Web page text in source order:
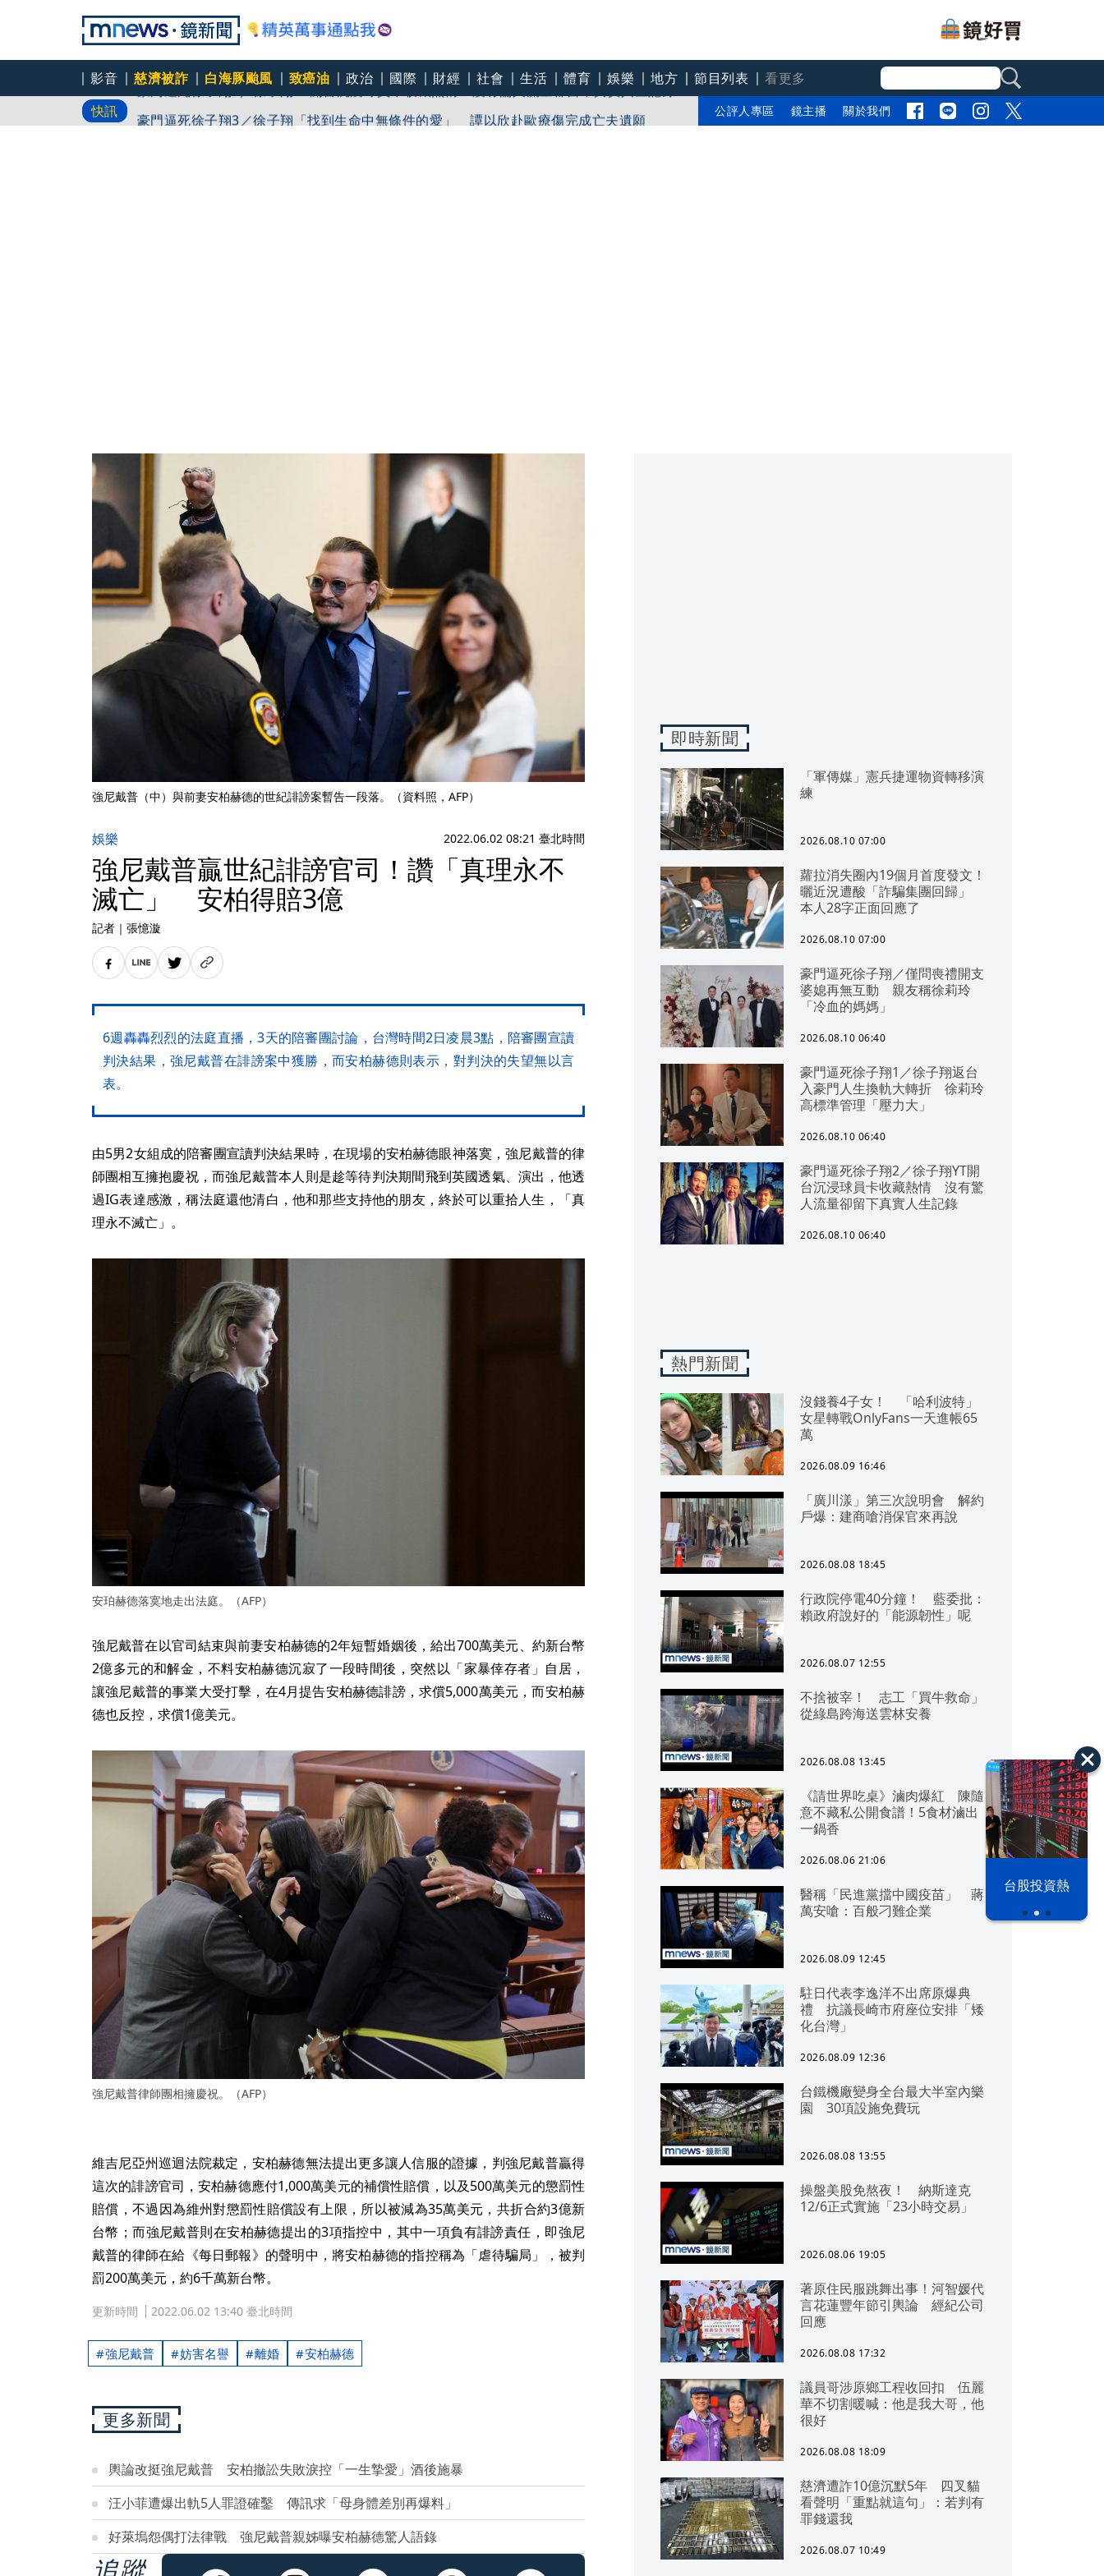
影音 慈濟被詐 白海豚颱風 致癌油 政治 國際 財經 社會 生活 體育 娛樂 地方 節目列表
看更多
快訊
豪門逼死徐子翔2／徐子翔YT開台沉浸球員卡收藏熱情 沒有驚人流量卻留下真實人生記錄
豪門逼死徐子翔3／徐子翔「找到生命中無條件的愛」 譚以欣赴歐療傷完成亡夫遺願
公評人專區 鏡主播 關於我們
漢光42演習 台股投資熱
強尼戴普（中）與前妻安柏赫德的世紀誹謗案暫告一段落。（資料照，AFP）
娛樂 2022.06.02 08:21 臺北時間
強尼戴普贏世紀誹謗官司！讚「真理永不
滅亡」 安柏得賠3億
記者 ｜ 張憶漩
6週轟轟烈烈的法庭直播，3天的陪審團討論，台灣時間2日凌晨3點，陪審團宣讀
判決結果，強尼戴普在誹謗案中獲勝，而安柏赫德則表示，對判決的失望無以言
表。
由5男2女組成的陪審團宣讀判決結果時，在現場的安柏赫德眼神落寞，強尼戴普的律
師團相互擁抱慶祝，而強尼戴普本人則是趁等待判決期間飛到英國透氣、演出，他透
過IG表達感激，稱法庭還他清白，他和那些支持他的朋友，終於可以重拾人生，「真
理永不滅亡」。
安珀赫德落寞地走出法庭。（AFP）
強尼戴普在以官司結束與前妻安柏赫德的2年短暫婚姻後，給出700萬美元、約新台幣
2億多元的和解金，不料安柏赫德沉寂了一段時間後，突然以「家暴倖存者」自居，
讓強尼戴普的事業大受打擊，在4月提告安柏赫德誹謗，求償5,000萬美元，而安柏赫
德也反控，求償1億美元。
強尼戴普律師團相擁慶祝。（AFP）
維吉尼亞州巡迴法院裁定，安柏赫德無法提出更多讓人信服的證據，判強尼戴普贏得
這次的誹謗官司，安柏赫德應付1,000萬美元的補償性賠償，以及500萬美元的懲罰性
賠償，不過因為維州對懲罰性賠償設有上限，所以被減為35萬美元，共折合約3億新
台幣；而強尼戴普則在安柏赫德提出的3項指控中，其中一項負有誹謗責任，即強尼
戴普的律師在給《每日郵報》的聲明中，將安柏赫德的指控稱為「虐待騙局」，被判
罰200萬美元，約6千萬新台幣。
更新時間 2022.06.02 13:40 臺北時間
強尼戴普 妨害名譽 離婚 安柏赫德
更多新聞
輿論改挺強尼戴普 安柏撤訟失敗淚控「一生摯愛」酒後施暴
汪小菲遭爆出軌5人罪證確鑿 傳訊求「母身體差別再爆料」
好萊塢怨偶打法律戰 強尼戴普親姊曝安柏赫德驚人語錄
即時新聞
「軍傳媒」憲兵捷運物資轉移演
練
2026.08.10 07:00
蘿拉消失圈內19個月首度發文！
曬近況遭酸「詐騙集團回歸」
本人28字正面回應了
2026.08.10 07:00
豪門逼死徐子翔／僅問喪禮開支
婆媳再無互動 親友稱徐莉玲
「冷血的媽媽」
2026.08.10 06:40
豪門逼死徐子翔1／徐子翔返台
入豪門人生換軌大轉折 徐莉玲
高標準管理「壓力大」
2026.08.10 06:40
豪門逼死徐子翔2／徐子翔YT開
台沉浸球員卡收藏熱情 沒有驚
人流量卻留下真實人生記錄
2026.08.10 06:40
熱門新聞
沒錢養4子女！ 「哈利波特」
女星轉戰OnlyFans一天進帳65
萬
2026.08.09 16:46
「廣川漾」第三次說明會 解約
戶爆：建商嗆消保官來再說
2026.08.08 18:45
行政院停電40分鐘！ 藍委批：
賴政府說好的「能源韌性」呢
2026.08.07 12:55
不捨被宰！ 志工「買牛救命」
從綠島跨海送雲林安養
2026.08.08 13:45
《請世界吃桌》滷肉爆紅 陳隨
意不藏私公開食譜！5食材滷出
一鍋香
2026.08.06 21:06
醫稱「民進黨擋中國疫苗」 蔣
萬安嗆：百般刁難企業
2026.08.09 12:45
駐日代表李逸洋不出席原爆典
禮 抗議長崎市府座位安排「矮
化台灣」
2026.08.09 12:36
台鐵機廠變身全台最大半室內樂
園 30項設施免費玩
2026.08.08 13:55
操盤美股免熬夜！ 納斯達克
12/6正式實施「23小時交易」
2026.08.06 19:05
著原住民服跳舞出事！河智媛代
言花蓮豐年節引輿論 經紀公司
回應
2026.08.08 17:32
議員哥涉原鄉工程收回扣 伍麗
華不切割暖喊：他是我大哥，他
很好
2026.08.08 18:09
慈濟遭詐10億沉默5年 四叉貓
看聲明「重點就這句」：若判有
罪錢還我
2026.08.07 10:49